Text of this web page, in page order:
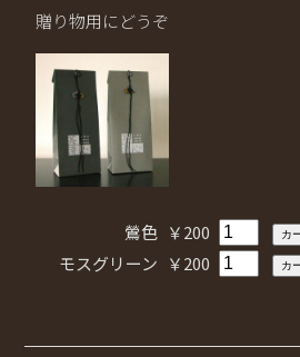
贈り物用にどうぞ
鶯色 ￥200
モスグリーン ￥200